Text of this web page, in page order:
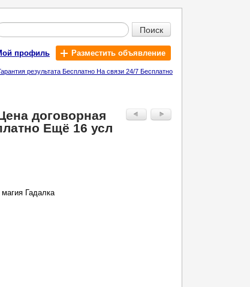
Поиск
профиль Разместить объявление
результата Бесплатно На связи 24/7 Бесплатно
договорная
Ещё 16 усл
Гадалка